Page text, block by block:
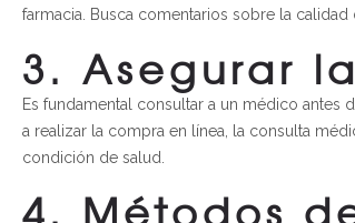
farmacia. Busca comentarios sobre la
3. Asegurar
Es fundamental consultar a un médico
a realizar la compra en línea, la consulta
condición de salud.
4. Métodos